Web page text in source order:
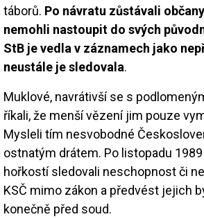
táborů. Po návratu zůstávali
nemohli nastoupit do svých
StB je vedla v záznamech jako
neustále je sledovala.
Muklové, navrátivší se s
říkali, že menší vězení jim pouze
Mysleli tím nesvobodné
ostnatým drátem. Po listopadu
hořkostí sledovali neschopnost či
KSČ mimo zákon a předvést jejich
konečně před soud.